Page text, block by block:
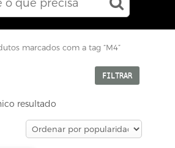
marcados com a tag “M4”
FILTRAR
resultado